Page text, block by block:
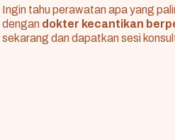
Ingin tahu perawatan apa yang
dengan dokter kecantikan
sekarang dan dapatkan sesi